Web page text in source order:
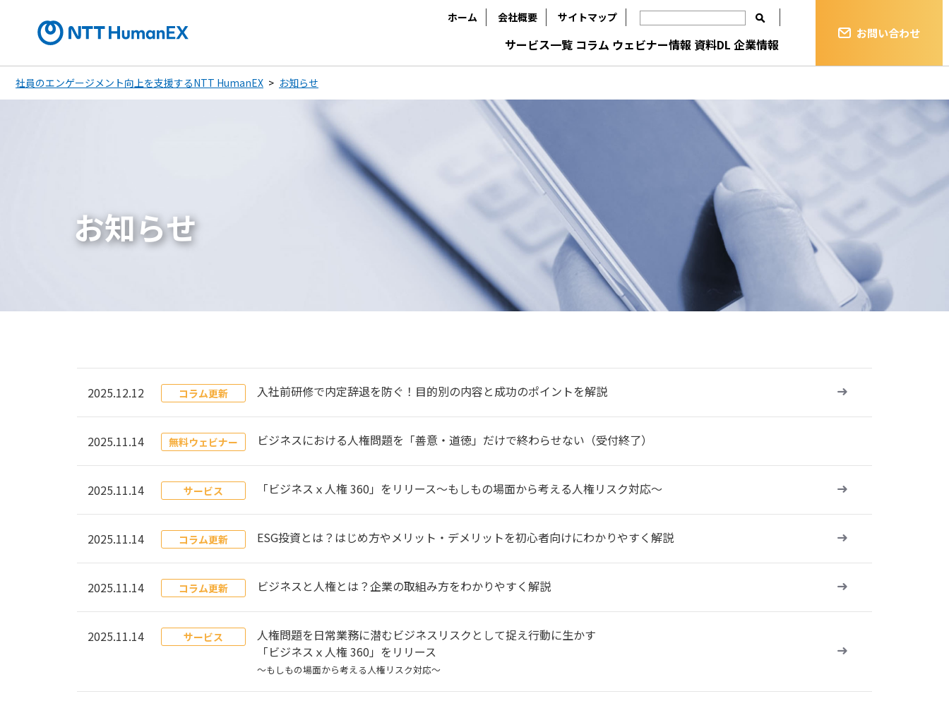
ホーム 会社概要 サイトマップ
サービス一覧 コラム ウェビナー情報 資料DL 企業情報
お問い合わせ
社員のエンゲージメント向上を支援するNTT HumanEX お知らせ
お知らせ
2025.12.12 コラム更新 入社前研修で内定辞退を防ぐ！目的別の内容と成功のポイントを解説
2025.11.14 無料ウェビナー ビジネスにおける人権問題を「善意・道徳」だけで終わらせない（受付終了）
2025.11.14 サービス 「ビジネスｘ人権 360」をリリース～もしもの場面から考える人権リスク対応～
2025.11.14 コラム更新 ESG投資とは？はじめ方やメリット・デメリットを初心者向けにわかりやすく解説
2025.11.14 コラム更新 ビジネスと人権とは？企業の取組み方をわかりやすく解説
2025.11.14 サービス
人権問題を日常業務に潜むビジネスリスクとして捉え行動に生かす
「ビジネスｘ人権 360」をリリース
～もしもの場面から考える人権リスク対応～